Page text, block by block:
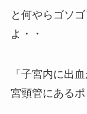
と何やらゴソ
よ・・
「子宮内に出
宮頸管にあるポ